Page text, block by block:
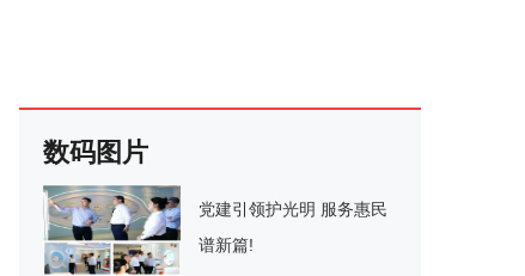
数码图片
党建引领护光明 服务惠民
谱新篇!